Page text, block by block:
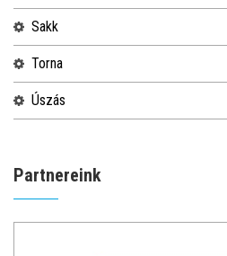
sakk
torna
úszás
Partnereink